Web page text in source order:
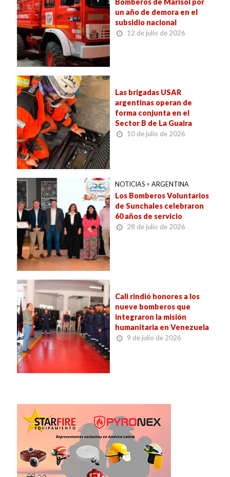
un año de demora en el
subsidio nacional
12 de julio de 2026
Las brigadas USAR
argentinas operan de
forma conjunta en el
Sector B de La Guaira
10 de julio de 2026
NOTICIAS • ARGENTINA
Los Bomberos Voluntarios
de Sunchales celebraron
60 años de servicio
28 de julio de 2026
Cali rindió honores a los
nueve bomberos que
integraron la misión
humanitaria en Venezuela
9 de julio de 2026